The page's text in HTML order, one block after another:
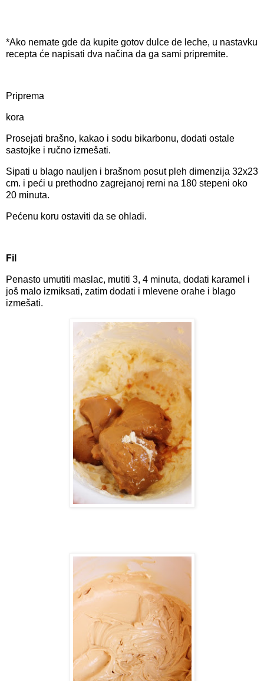
*Ako nemate gde da kupite gotov dulce de leche, u nastavku
recepta će napisati dva načina da ga sami pripremite.
Priprema
kora
Prosejati brašno, kakao i sodu bikarbonu, dodati ostale
sastojke i ručno izmešati.
Sipati u blago nauljen i brašnom posut pleh dimenzija 32x23
cm. i peći u prethodno zagrejanoj rerni na 180 stepeni oko
20 minuta.
Pećenu koru ostaviti da se ohladi.
Fil
Penasto umutiti maslac, mutiti 3, 4 minuta, dodati karamel i
još malo izmiksati, zatim dodati i mlevene orahe i blago
izmešati.